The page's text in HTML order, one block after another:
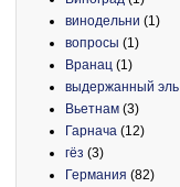
винодельни (1)
вопросы (1)
Вранац (1)
выдержанный эль
Вьетнам (3)
Гарнача (12)
гёз (3)
Германия (82)